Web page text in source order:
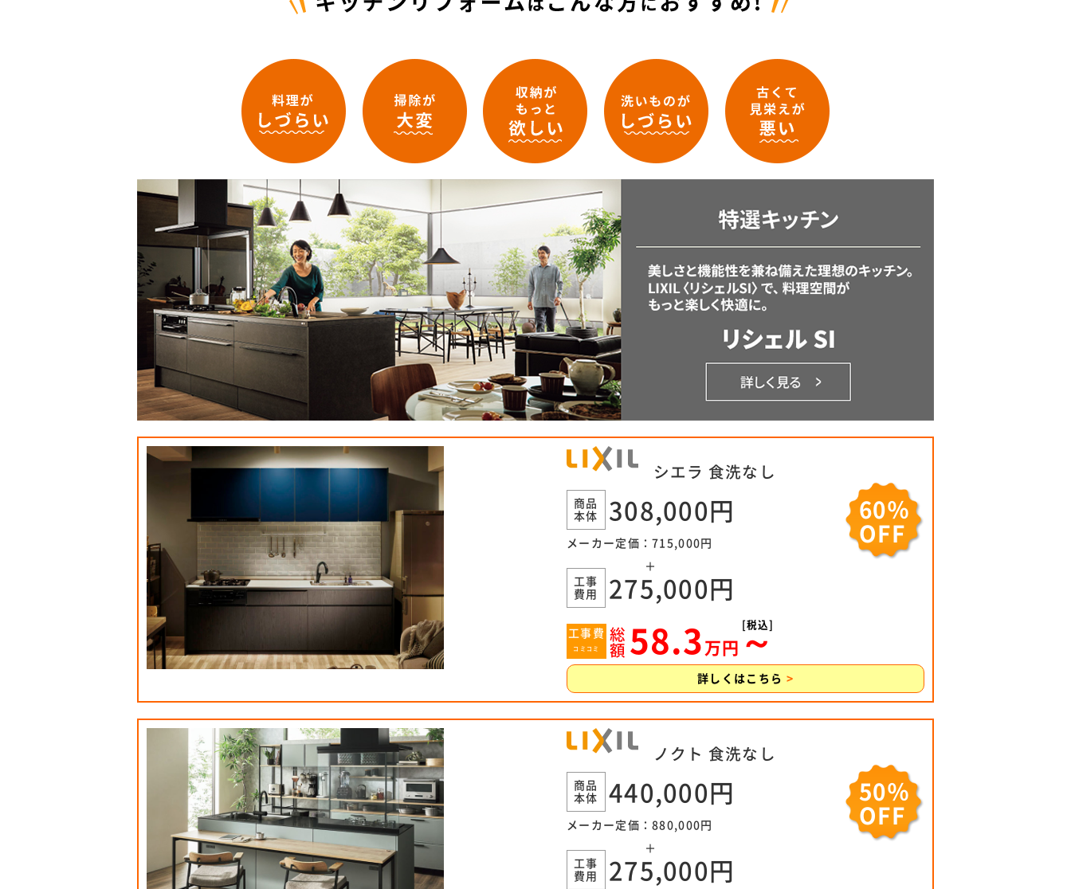
シエラ 食洗なし
商品
本体
308,000円
メーカー定価：715,000円
＋
工事
費用
275,000円
60％
OFF
工事費
コミコミ
総
額
[税込]
58.3 万円 ～
詳しくはこちら >
ノクト 食洗なし
商品
本体
440,000円
メーカー定価：880,000円
＋
工事
費用
275,000円
50％
OFF